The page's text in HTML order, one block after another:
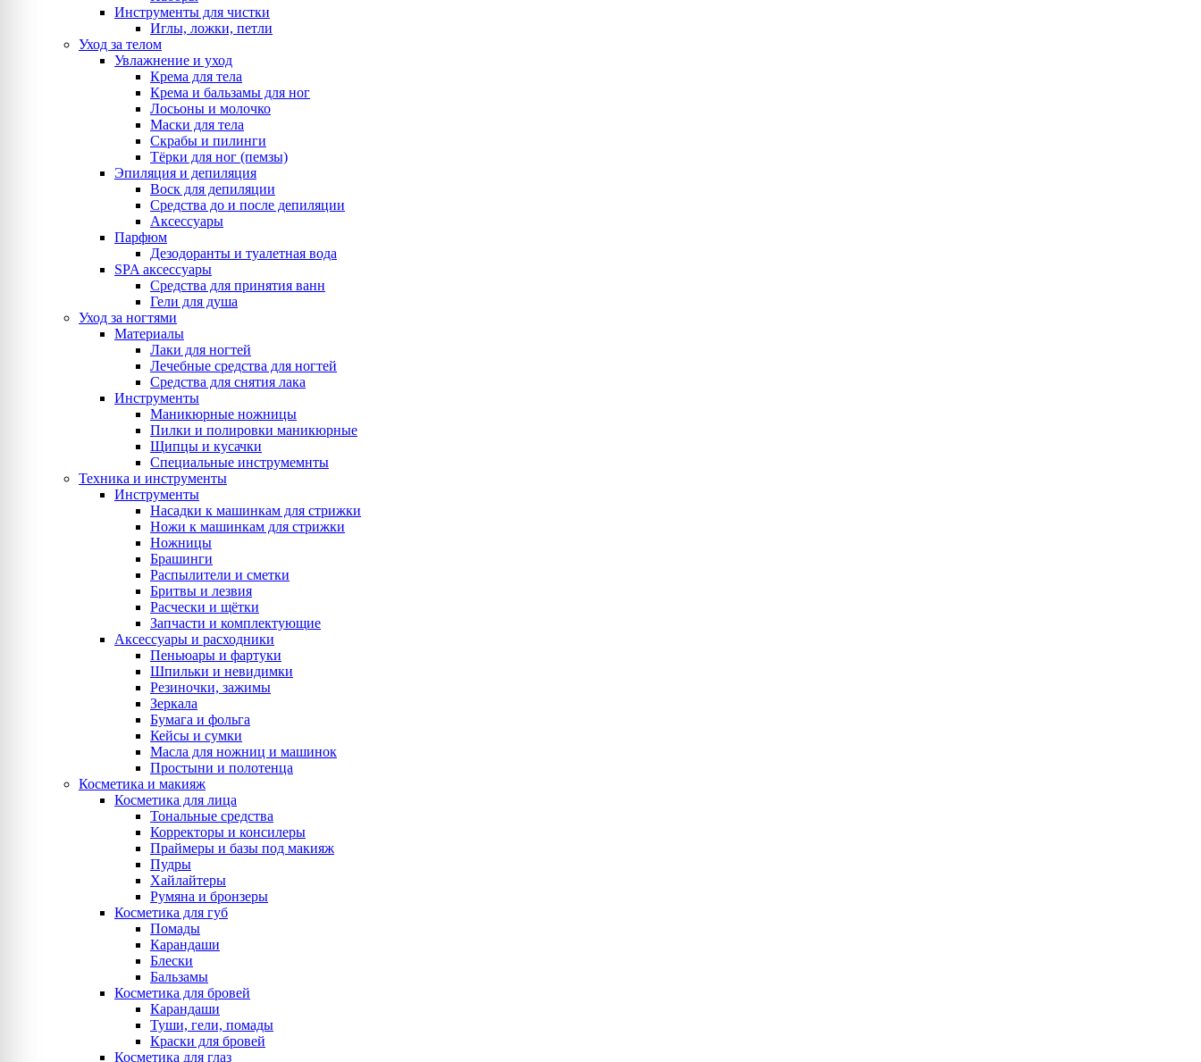
Инструменты для чистки
Иглы, ложки, петли
Уход за телом
Увлажнение и уход
Крема для тела
Крема и бальзамы для ног
Лосьоны и молочко
Маски для тела
Скрабы и пилинги
Тёрки для ног (пемзы)
Эпиляция и депиляция
Воск для депиляции
Средства до и после депиляции
Аксессуары
Парфюм
Дезодоранты и туалетная вода
SPA аксессуары
Средства для принятия ванн
Гели для душа
Уход за ногтями
Материалы
Лаки для ногтей
Лечебные средства для ногтей
Средства для снятия лака
Инструменты
Маникюрные ножницы
Пилки и полировки маникюрные
Щипцы и кусачки
Специальные инструмемнты
Техника и инструменты
Инструменты
Насадки к машинкам для стрижки
Ножи к машинкам для стрижки
Ножницы
Брашинги
Распылители и сметки
Бритвы и лезвия
Расчески и щётки
Запчасти и комплектующие
Аксессуары и расходники
Пеньюары и фартуки
Шпильки и невидимки
Резиночки, зажимы
Зеркала
Бумага и фольга
Кейсы и сумки
Масла для ножниц и машинок
Простыни и полотенца
Косметика и макияж
Косметика для лица
Тональные средства
Корректоры и консилеры
Праймеры и базы под макияж
Пудры
Хайлайтеры
Румяна и бронзеры
Косметика для губ
Помады
Карандаши
Блески
Бальзамы
Косметика для бровей
Карандаши
Туши, гели, помады
Краски для бровей
Косметика для глаз